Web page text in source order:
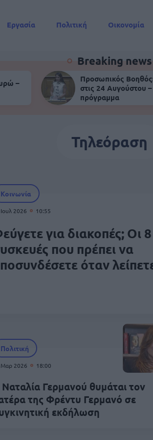
Εργασία Πολιτική Οικονομία
Breaking news
–
Προσωπικός Βοηθός:
στις 24 Αυγούστου
πρόγραμμα
Τηλεόραση
Κοινωνία
2026 10:55
για διακοπές; Οι 8
που πρέπει να
όταν
Πολιτική
2026 18:00
Γερμανού θυμάται τον
της Φρέντυ Γερμανό σε
εκδήλωση